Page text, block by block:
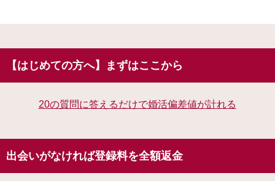
【はじめての方へ】まずはここから
20の質問に答えるだけで婚活偏差値が計れる
出会いがなければ登録料を全額返金